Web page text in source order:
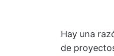
Hay una
de